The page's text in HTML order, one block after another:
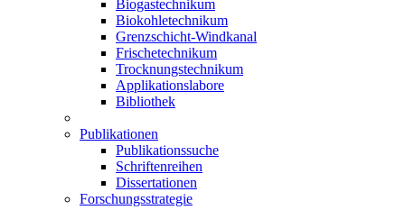
Biogastechnikum
Biokohletechnikum
Grenzschicht-Windkanal
Frischetechnikum
Trocknungstechnikum
Applikationslabore
Bibliothek
Publikationen
Publikationssuche
Schriftenreihen
Dissertationen
Forschungsstrategie